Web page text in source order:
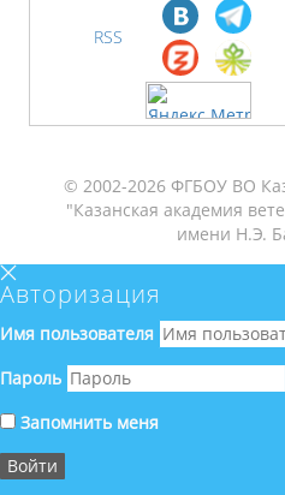
RSS
© 2002-2026 ФГБОУ ВО
"Казанская академия
имени Н.Э.
Авторизация
Имя пользователя
Пароль
Запомнить меня